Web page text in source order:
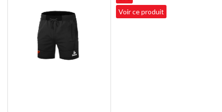
Voir ce produit